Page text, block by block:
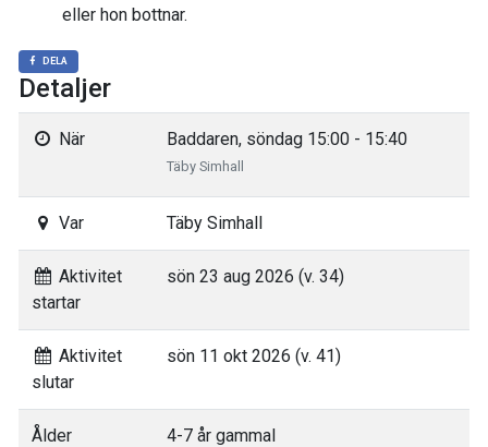
eller hon bottnar.
DELA
Detaljer
När Baddaren, söndag 15:00 - 15:40
Täby Simhall
Var Täby Simhall
Aktivitet
startar
sön 23 aug 2026 (v. 34)
Aktivitet
slutar
sön 11 okt 2026 (v. 41)
Ålder 4-7 år gammal